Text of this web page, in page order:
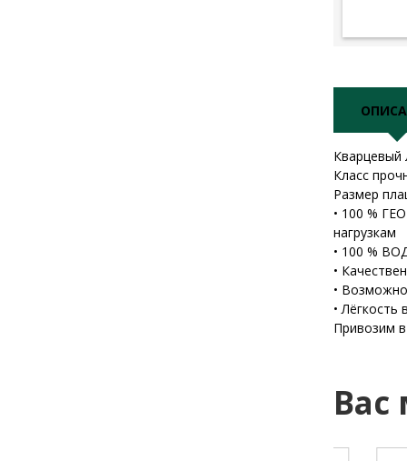
Кварцевый
Класс
Размер
• 100 %
нагрузкам
• 100 %
•
•
•
Привозим
Вас